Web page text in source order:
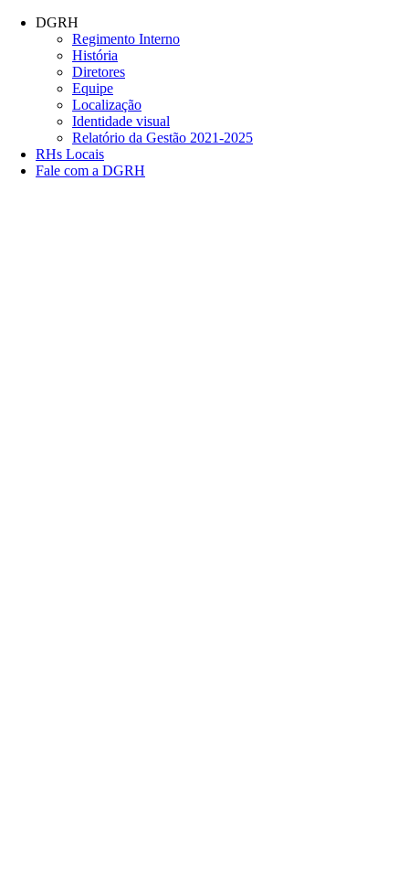
Conteúdo principal
DGRH
Regimento Interno
História
Diretores
Equipe
Localização
Identidade visual
Relatório da Gestão 2021-2025
RHs Locais
Fale com a DGRH